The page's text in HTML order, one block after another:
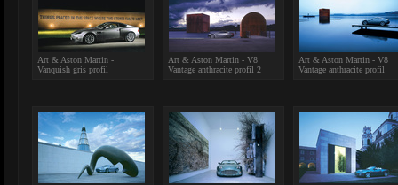
Art & Aston Martin -
Vanquish gris profil
Art & Aston Martin - V8
Vantage anthracite profil 2
Art & Aston Martin - V8
Vantage anthracite profil